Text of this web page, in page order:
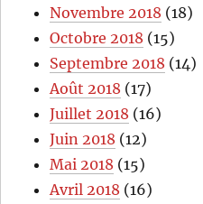
Novembre 2018 (18)
Octobre 2018 (15)
Septembre 2018 (14)
Août 2018 (17)
Juillet 2018 (16)
Juin 2018 (12)
Mai 2018 (15)
Avril 2018 (16)